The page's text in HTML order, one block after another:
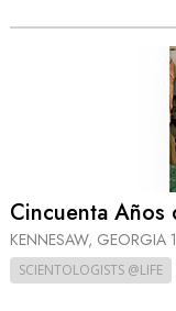
Cincuenta Años
KENNESAW, GEORGIA
SCIENTOLOGISTS @LIFE